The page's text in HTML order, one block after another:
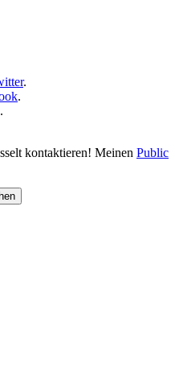
.
.
.
kontaktieren! Meinen Public